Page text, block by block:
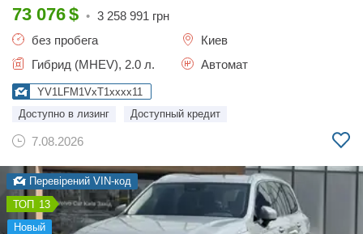
73 076$ • 3 258 991 грн
без пробега
Киев
Гибрид (MHEV), 2.0 л.
Автомат
YV1LFM1VxT1xxxx11
Доступно в лизинг
Доступный кредит
7.08.2026
Перевірений VIN-код
13
новый